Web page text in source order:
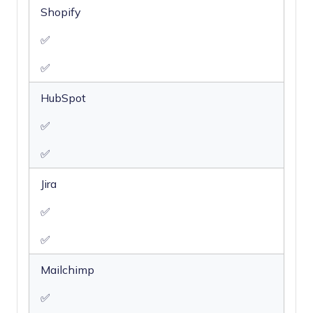
Shopify
✅
✅
HubSpot
✅
✅
Jira
✅
✅
Mailchimp
✅